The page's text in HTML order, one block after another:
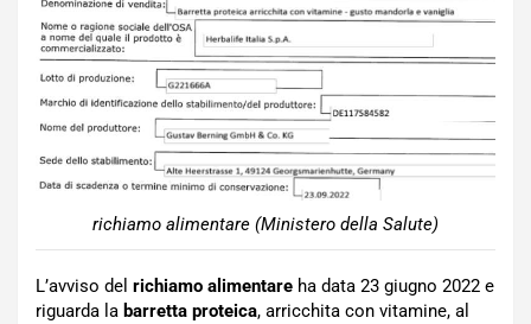
richiamo alimentare (Ministero della Salute)
L’avviso del richiamo alimentare ha data 23 giugno 2022 e
riguarda la barretta proteica, arricchita con vitamine, al